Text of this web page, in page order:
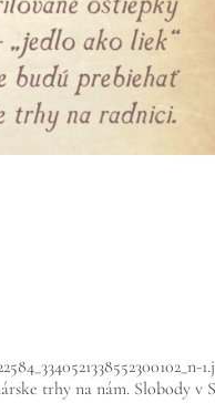
trhy na nám. Slobody v